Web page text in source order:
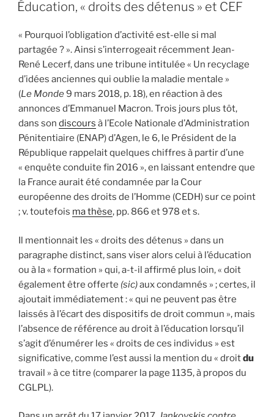
Éducation, « droits des détenus » et CEF
« Pourquoi l’obligation d’activité est-elle si mal
partagée ? ». Ainsi s’interrogeait récemment Jean-
René Lecerf, dans une tribune intitulée « Un recyclage
d’idées anciennes qui oublie la maladie mentale »
(Le Monde9 mars 2018, p. 18), en réaction à des
annonces d’Emmanuel Macron. Trois jours plus tôt,
dans son discours à l’Ecole Nationale d’Administration
Pénitentiaire (ENAP) d’Agen, le 6, le Président de la
République rappelait quelques chiffres à partir d’une
« enquête conduite fin 2016 », en laissant entendre que
la France aurait été condamnée par la Cour
européenne des droits de l’Homme (CEDH) sur ce point
; v. toutefois ma thèse, pp. 866 et 978 et s.
Il mentionnait les « droits des détenus » dans un
paragraphe distinct, sans viser alors celui à l’éducation
ou à la « formation » qui, a-t-il affirmé plus loin, « doit
également être offerte (sic)aux condamnés » ; certes, il
ajoutait immédiatement : « qui ne peuvent pas être
laissés à l’écart des dispositifs de droit commun », mais
l’absence de référence au droit à l’éducation lorsqu’il
s’agit d’énumérer les « droits de ces individus » est
significative, comme l’est aussi la mention du « droitdu
travail » à ce titre (comparer la page 1135, à propos du
CGLPL).